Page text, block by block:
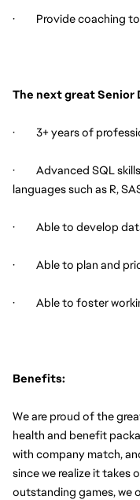
·         Provide
The next great Senior
·         3+ years of
·         Advanced SQL
languages such as R,
·         Able to develop
·         Able to plan
·         Able to foster
Benefits:
We are proud of the
health and benefit
with company match,
since we realize it takes
outstanding games, we